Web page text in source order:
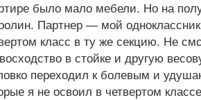
было мало мебели. Но на
Партнер — мой
класс в ту же секцию. Не
в стойке и другую
переходил к болевым и
я не освоил в четвертом